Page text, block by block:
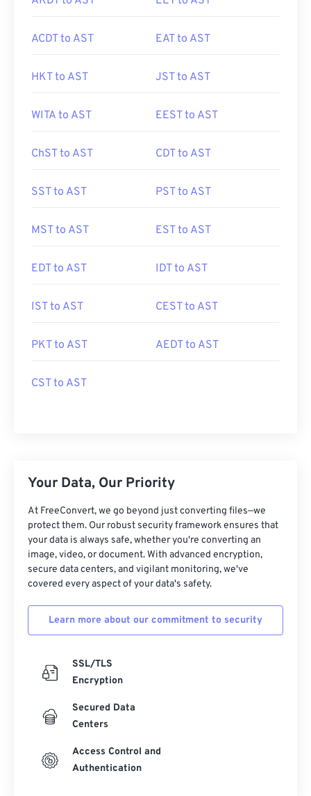
ACDT to AST EAT to AST
HKT to AST JST to AST
WITA to AST EEST to AST
ChST to AST CDT to AST
SST to AST PST to AST
MST to AST EST to AST
EDT to AST IDT to AST
IST to AST CEST to AST
PKT to AST AEDT to AST
CST to AST
Your Data, Our Priority
At FreeConvert, we go beyond just converting files—we
protect them. Our robust security framework ensures that
your data is always safe, whether you're converting an
image, video, or document. With advanced encryption,
secure data centers, and vigilant monitoring, we've
covered every aspect of your data's safety.
Learn more about our commitment to security
SSL/TLS
Encryption
Secured Data
Centers
Access Control and
Authentication